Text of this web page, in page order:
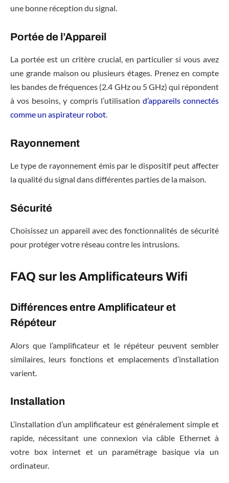
une bonne réception du signal.
Portée de l’Appareil
La portée est un critère crucial, en particulier si vous avez
une grande maison ou plusieurs étages. Prenez en compte
les bandes de fréquences (2.4 GHz ou 5 GHz) qui répondent
à vos besoins, y compris l’utilisation d’appareils connectés
comme un aspirateur robot.
Rayonnement
Le type de rayonnement émis par le dispositif peut affecter
la qualité du signal dans différentes parties de la maison.
Sécurité
Choisissez un appareil avec des fonctionnalités de sécurité
pour protéger votre réseau contre les intrusions.
FAQ sur les Amplificateurs Wifi
Différences entre Amplificateur et
Répéteur
Alors que l’amplificateur et le répéteur peuvent sembler
similaires, leurs fonctions et emplacements d’installation
varient.
Installation
L’installation d’un amplificateur est généralement simple et
rapide, nécessitant une connexion via câble Ethernet à
votre box internet et un paramétrage basique via un
ordinateur.